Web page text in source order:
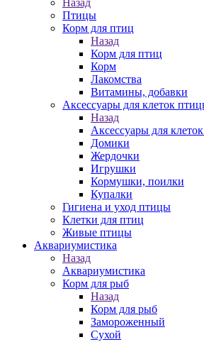
Назад
Птицы
Корм для птиц
Назад
Корм для птиц
Корм
Лакомства
Витамины, добавки
Аксессуары для клеток
Назад
Аксессуары для
Домики
Жердочки
Игрушки
Кормушки, поилки
Купалки
Гигиена и уход птицы
Клетки для птиц
Живые птицы
Аквариумистика
Назад
Аквариумистика
Корм для рыб
Назад
Корм для рыб
Замороженный
Сухой